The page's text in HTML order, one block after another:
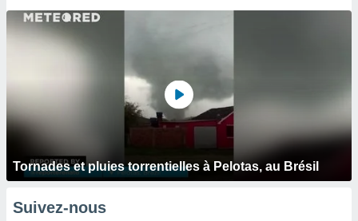
Tornades et pluies torrentielles à Pelotas, au Brésil
Suivez-nous